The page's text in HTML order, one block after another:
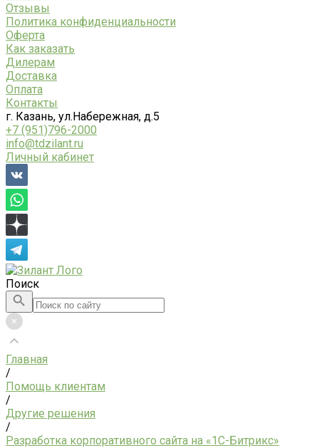
Отзывы
Политика конфиденциальности
Оферта
Как заказать
Дилерам
Доставка
Оплата
Контакты
г. Казань, ул.Набережная, д.5
+7 (951)796-2000
info@tdzilant.ru
Личный кабинет
Поиск
Главная
/
Помощь клиентам
/
Другие решения
/
Разработка корпоративного сайта на «1С-Битрикс»